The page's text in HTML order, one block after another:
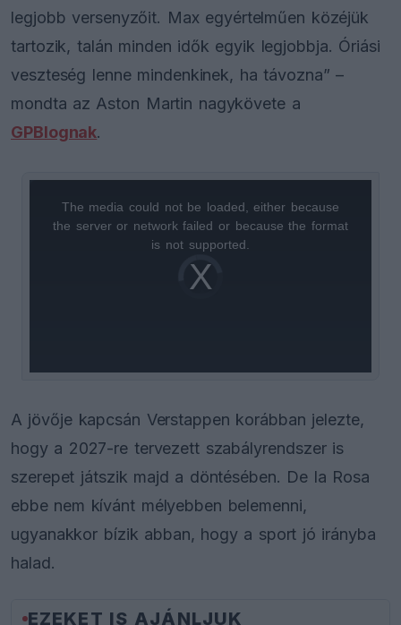
legjobb versenyzőit. Max egyértelműen közéjük
tartozik, talán minden idők egyik legjobbja. Óriási
veszteség lenne mindenkinek, ha távozna” –
mondta az Aston Martin nagykövete a
GPBlognak.
Video
Player
loading.
The media could not be loaded, either because
the server or network failed or because the format
is not supported.
A jövője kapcsán Verstappen korábban jelezte,
hogy a 2027-re tervezett szabályrendszer is
szerepet játszik majd a döntésében. De la Rosa
ebbe nem kívánt mélyebben belemenni,
ugyanakkor bízik abban, hogy a sport jó irányba
halad.
EZEKET IS AJÁNLJUK